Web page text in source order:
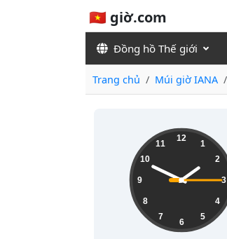
🇻🇳 giờ.com
Đồng hồ Thế giới
Trang chủ Múi giờ IANA
13:49:16 12
1
2
3
4
5
6
7
8
9
10
11